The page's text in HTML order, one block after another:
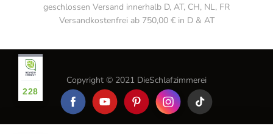
geschlossen Versand innerhalb D, AT, CH, NL, FR
Versandkostenfrei ab 750,00 € in D & AT
Copyright © 2021 DieSchlafzimmerei
228